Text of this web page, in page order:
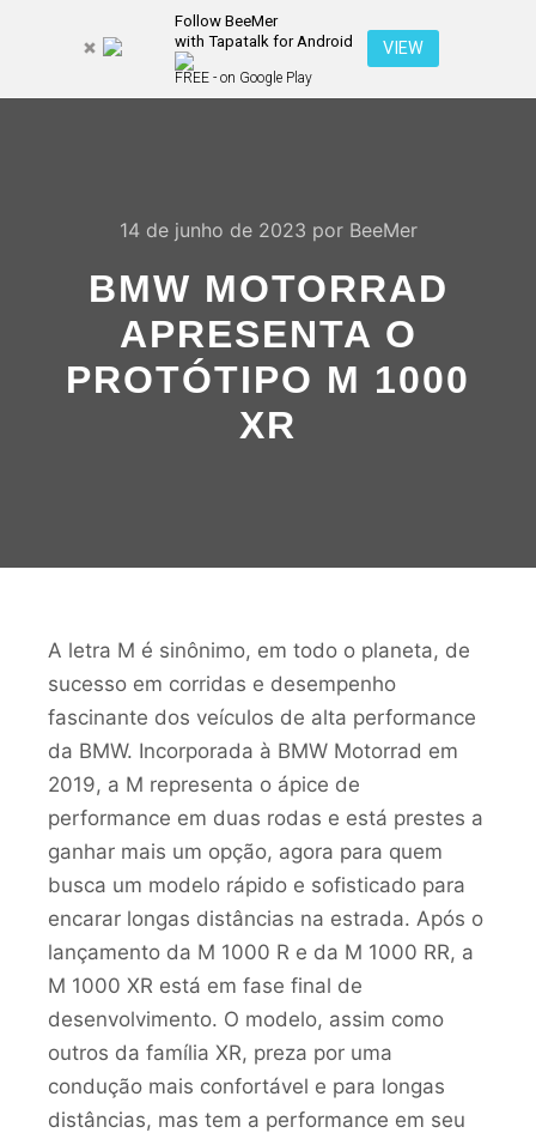
Follow BeeMer
with Tapatalk for Android
FREE - on Google Play
VIEW
14 de junho de 2023 por BeeMer
BMW MOTORRAD
APRESENTA O
PROTÓTIPO M 1000
XR
A letra M é sinônimo, em todo o planeta, de
sucesso em corridas e desempenho
fascinante dos veículos de alta performance
da BMW. Incorporada à BMW Motorrad em
2019, a M representa o ápice de
performance em duas rodas e está prestes a
ganhar mais um opção, agora para quem
busca um modelo rápido e sofisticado para
encarar longas distâncias na estrada. Após o
lançamento da M 1000 R e da M 1000 RR, a
M 1000 XR está em fase final de
desenvolvimento. O modelo, assim como
outros da família XR, preza por uma
condução mais confortável e para longas
distâncias, mas tem a performance em seu